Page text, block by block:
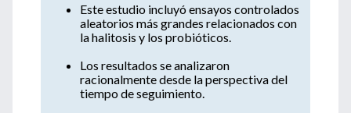
Este estudio incluyó ensayos controlados
aleatorios más grandes relacionados con
la halitosis y los probióticos.
Los resultados se analizaron
racionalmente desde la perspectiva del
tiempo de seguimiento.